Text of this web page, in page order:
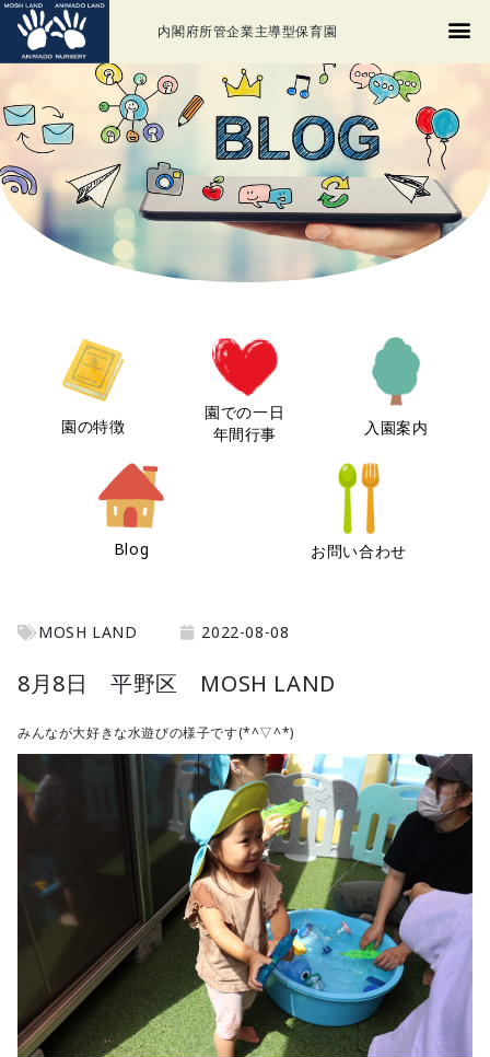
内閣府所管企業主導型保育園
園の特徴
園での一日
年間行事
入園案内
Blog お問い合わせ
MOSH LAND 2022-08-08
8月8日 平野区 MOSH LAND
みんなが大好きな水遊びの様子です(*^▽^*)